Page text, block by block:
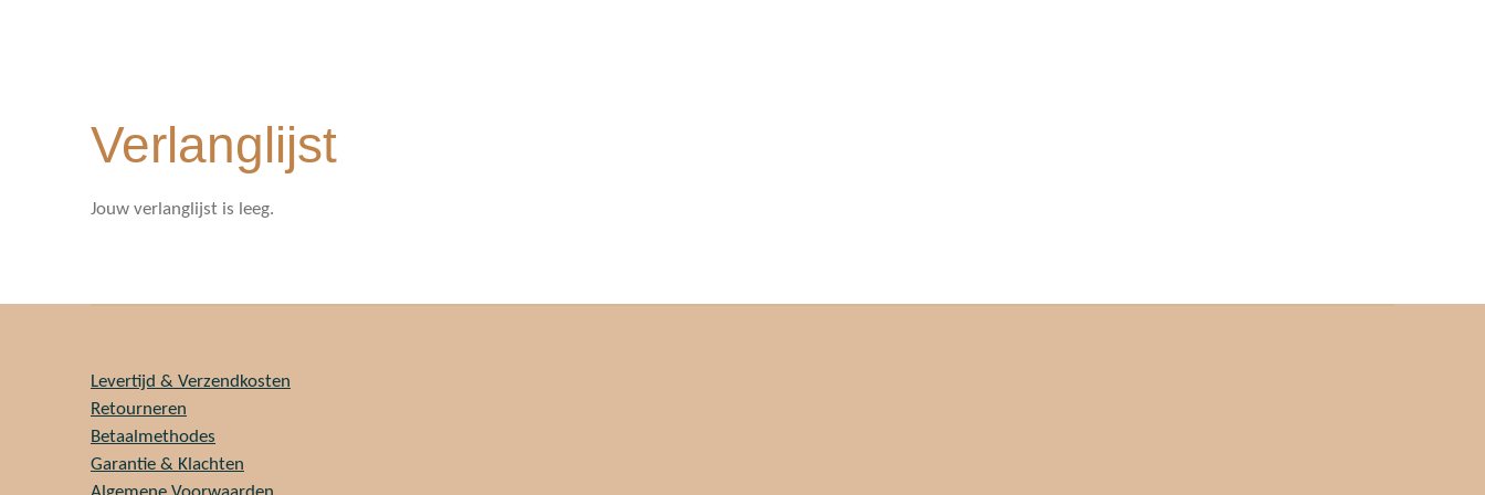
Verlanglijst
Jouw verlanglijst is leeg.
Levertijd & Verzendkosten
Retourneren
Betaalmethodes
Garantie & Klachten